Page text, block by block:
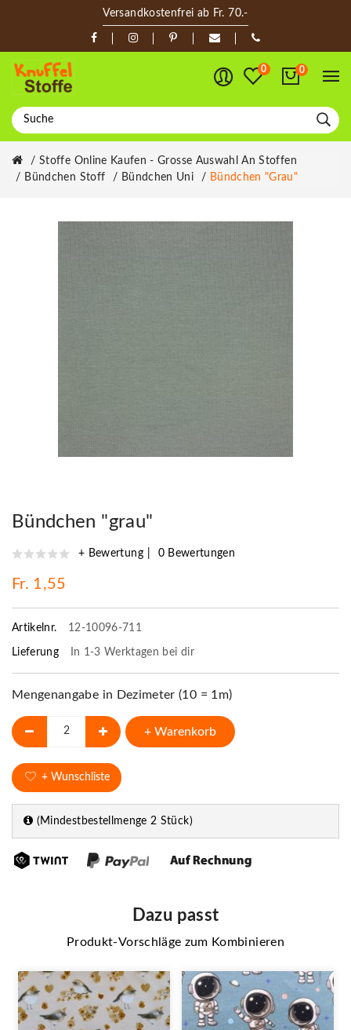
Versandkostenfrei ab Fr. 70.-
0 0
Stoffe Online Kaufen - Grosse Auswahl An Stoffen
Bündchen Stoff
Bündchen Uni Bündchen "grau"
Bündchen "grau"
+ Bewertung 0 Bewertungen
Fr. 1,55
Artikelnr. 12-10096-711
Lieferung In 1-3 Werktagen bei dir
Mengenangabe in Dezimeter (10 = 1m)
+ Warenkorb
+ Wunschliste
(Mindestbestellmenge 2 Stück)
Dazu passt
Produkt-Vorschläge zum Kombinieren